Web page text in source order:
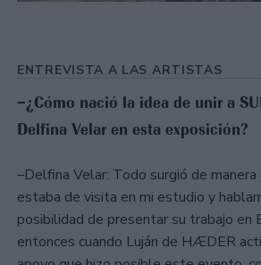
ENTREVISTA A LAS ARTISTAS
–¿Cómo nació la idea de unir a
Delfina Velar en esta exposición?
–Delfina Velar: Todo surgió de
estaba de visita en mi estudio y
posibilidad de presentar su trabajo en
entonces cuando Luján de HÆDER